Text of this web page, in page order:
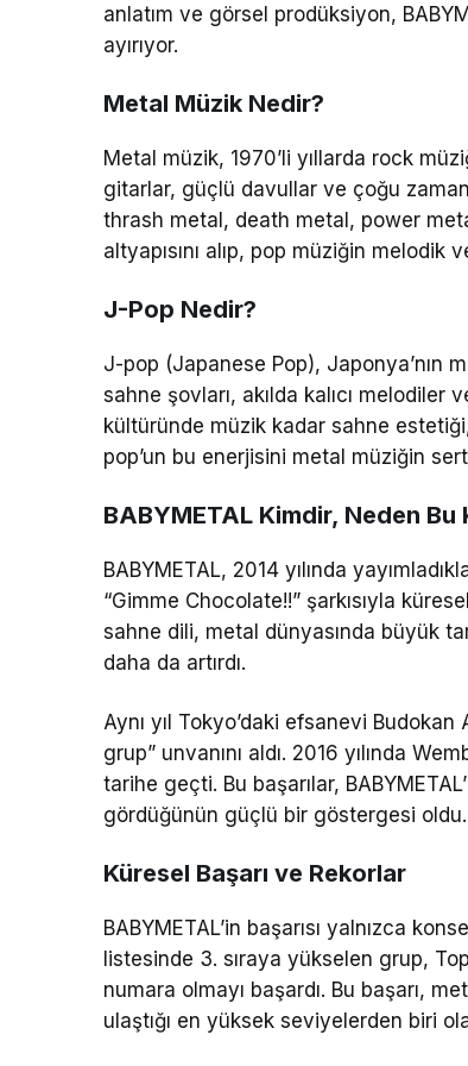
anlatım ve görsel prodüksiyon,
ayırıyor.
Metal Müzik Nedir?
Metal müzik, 1970’li yıllarda rock
gitarlar, güçlü davullar ve çoğu
thrash metal, death metal, power
altyapısını alıp, pop müziğin melodik
J-Pop Nedir?
J-pop (Japanese Pop), Japonya’nın
sahne şovları, akılda kalıcı
kültüründe müzik kadar sahne
pop’un bu enerjisini metal müziğin sert
BABYMETAL Kimdir, Neden
BABYMETAL, 2014 yılında
“Gimme Chocolate!!” şarkısıyla
sahne dili, metal dünyasında büyük
daha da artırdı.
Aynı yıl Tokyo’daki efsanevi Budokan
grup” unvanını aldı. 2016 yılında
tarihe geçti. Bu başarılar,
gördüğünün güçlü bir göstergesi oldu.
Küresel Başarı ve Rekorlar
BABYMETAL’in başarısı yalnızca
listesinde 3. sıraya yükselen grup,
numara olmayı başardı. Bu başarı,
ulaştığı en yüksek seviyelerden biri